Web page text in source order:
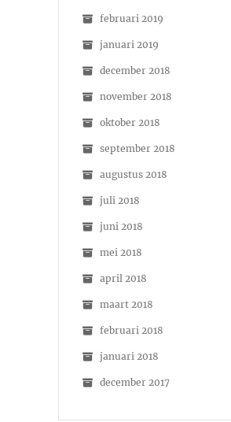
februari 2019
januari 2019
december 2018
november 2018
oktober 2018
september 2018
augustus 2018
juli 2018
juni 2018
mei 2018
april 2018
maart 2018
februari 2018
januari 2018
december 2017